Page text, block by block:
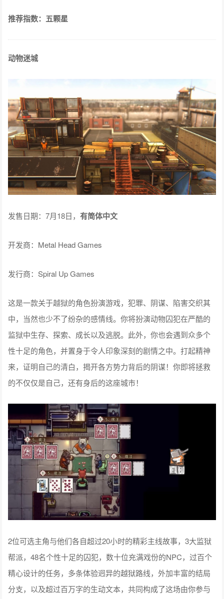
推荐指数：五颗星
动物迷城
发售日期：7月18日，有简体中文
开发商：Metal Head Games
发行商：Spiral Up Games
这是一款关于越狱的角色扮演游戏，犯罪、阴谋、陷害交织其
中，当然也少不了纷杂的感情线。你将扮演动物囚犯在严酷的
监狱中生存、探索、成长以及逃脱。此外，你也会遇到众多个
性十足的角色，并置身于令人印象深刻的剧情之中。打起精神
来，证明自己的清白，揭开各方势力背后的阴谋！你即将拯救
的不仅仅是自己，还有身后的这座城市！
2位可选主角与他们各自超过20小时的精彩主线故事，3大监狱
帮派，48名个性十足的囚犯，数十位充满戏份的NPC，过百个
精心设计的任务，多条体验迥异的越狱路线，外加丰富的结局
分支，以及超过百万字的生动文本，共同构成了这场由你参与